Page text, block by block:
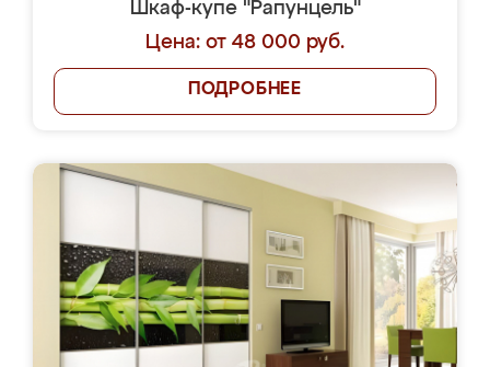
Шкаф-купе "Рапунцель"
Цена: от 48 000 руб.
ПОДРОБНЕЕ